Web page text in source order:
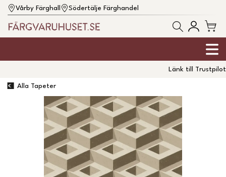
Vårby Färghall Södertälje Färghandel
Länk till Trustpilot
Alla Tapeter